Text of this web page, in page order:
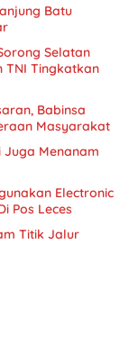
Batu
Selatan
TNI Tingkatkan
Babinsa
Masyarakat
Juga Menanam
Electronic
Pos Leces
Titik Jalur